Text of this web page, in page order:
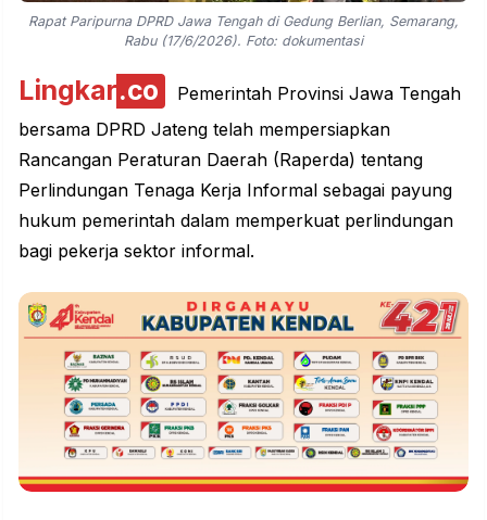
Rapat Paripurna DPRD Jawa Tengah di Gedung Berlian, Semarang,
Rabu (17/6/2026). Foto: dokumentasi
Lingkar.co
Pemerintah Provinsi Jawa Tengah
bersama DPRD Jateng telah mempersiapkan
Rancangan Peraturan Daerah (Raperda) tentang
Perlindungan Tenaga Kerja Informal sebagai payung
hukum pemerintah dalam memperkuat perlindungan
bagi pekerja sektor informal.